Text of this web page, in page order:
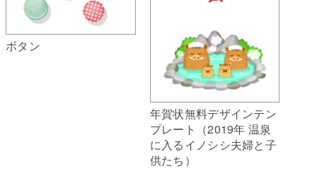
ボタン
年賀状無料デザインテン
プレート（2019年 温泉
に入るイノシシ夫婦と子
供たち）